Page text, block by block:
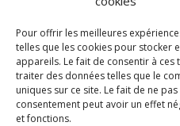
Pour offrir les meilleures
telles que les cookies pour stocker
appareils. Le fait de consentir à
traiter des données telles que le
uniques sur ce site. Le fait de ne
consentement peut avoir un effet
et fonctions.